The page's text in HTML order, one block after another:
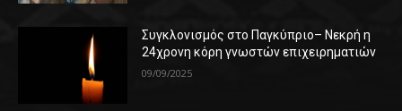
Συγκλονισμός στο Παγκύπριο– Νεκρή η
24χρονη κόρη γνωστών επιχειρηματιών
09/09/2025